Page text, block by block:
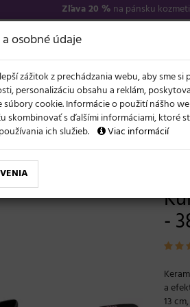
Zľava 20 % na pánsku
NOVO LETO A VLASY AKCIE
Curling Tong C453E - 38 mm
-
a
13
osobné údaje
zážitok z prechádzania webu, aby sme
personalizáciu obsahu a reklám,
súbory cookie. Informácie o použití nášho
skombinovať s ďalšími informáciami, ktoré
ich služieb.
Viac informácií